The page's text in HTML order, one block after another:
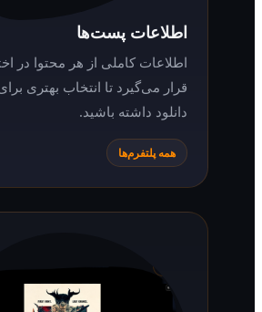
اطلاعات پست‌ها
اطلاعات کاملی از هر محتوا در اختیار شما
قرار می‌گیرد تا انتخاب بهتری برای تماشا و
دانلود داشته باشید.
همه پلتفرم‌ها